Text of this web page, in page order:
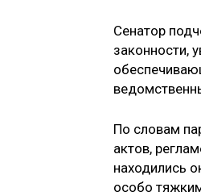
Сенатор
законности,
По словам
актов,
находились
особо